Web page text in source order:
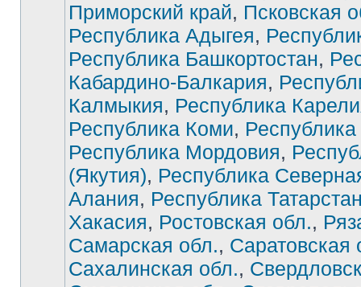
Приморский край, Псковская
Республика Адыгея,
Республика Башкортостан,
Кабардино-Балкария,
Калмыкия, Республика
Республика Коми,
Республика Мордовия,
(Якутия), Республика
Алания, Республика
Хакасия, Ростовская обл.,
Самарская обл., Саратовская
Сахалинская обл.,